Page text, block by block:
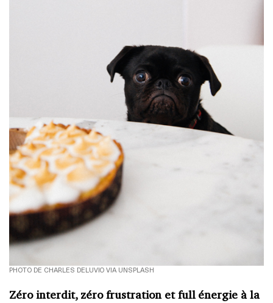
PHOTO DE CHARLES DELUVIO VIA UNSPLASH
Zéro interdit, zéro frustration et full énergie à la